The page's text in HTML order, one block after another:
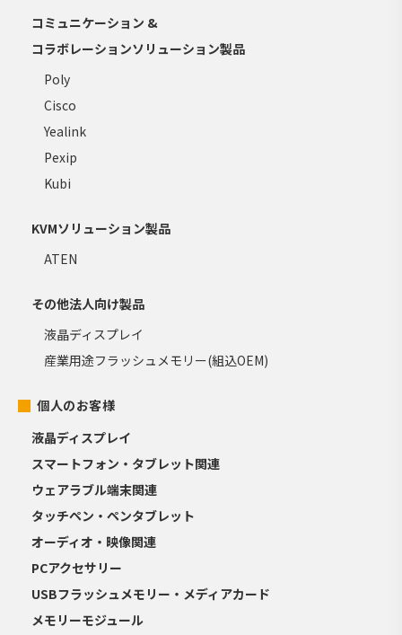
コミュニケーション &
コラボレーションソリューション製品
Poly
Cisco
Yealink
Pexip
Kubi
KVMソリューション製品
ATEN
その他法人向け製品
液晶ディスプレイ
産業用途フラッシュメモリー(組込OEM)
個人のお客様
液晶ディスプレイ
スマートフォン・タブレット関連
ウェアラブル端末関連
タッチペン・ペンタブレット
オーディオ・映像関連
PCアクセサリー
USBフラッシュメモリー・メディアカード
メモリーモジュール